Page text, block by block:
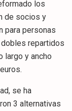
los
de socios y
para personas
repartidos
largo y ancho
se ha
3 alternativas